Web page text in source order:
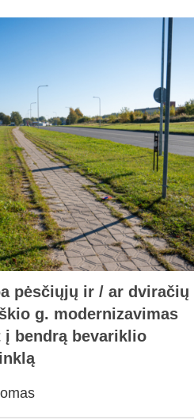
pėsčiųjų ir / ar dviračių
g. modernizavimas
į bendrą bevariklio